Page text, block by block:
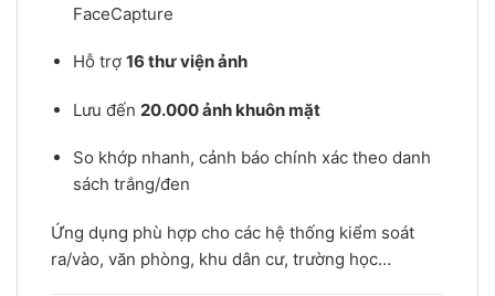
FaceCapture
Hỗ trợ 16 thư viện ảnh
Lưu đến 20.000 ảnh khuôn mặt
So khớp nhanh, cảnh báo chính xác theo danh
sách trắng/đen
Ứng dụng phù hợp cho các hệ thống kiểm soát
ra/vào, văn phòng, khu dân cư, trường học…